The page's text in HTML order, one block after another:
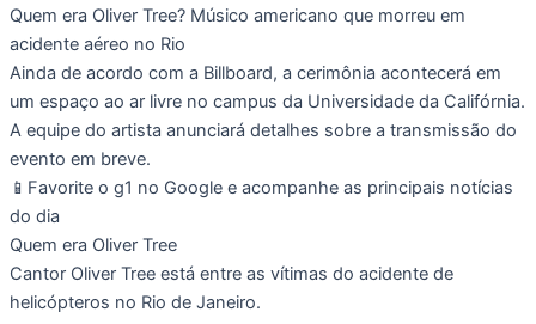
Quem era Oliver Tree? Músico americano que morreu em
acidente aéreo no Rio
Ainda de acordo com a Billboard, a cerimônia acontecerá em
um espaço ao ar livre no campus da Universidade da Califórnia.
A equipe do artista anunciará detalhes sobre a transmissão do
evento em breve.
📱Favorite o g1 no Google e acompanhe as principais notícias
do dia
Quem era Oliver Tree
Cantor Oliver Tree está entre as vítimas do acidente de
helicópteros no Rio de Janeiro.